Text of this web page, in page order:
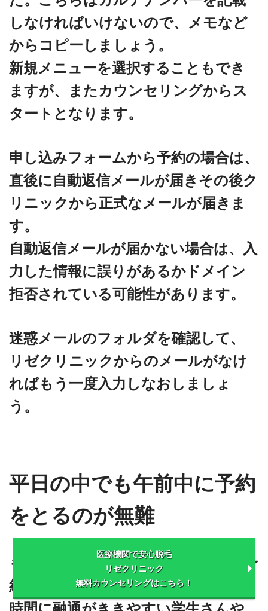
しなければいけないので、メモなど
からコピーしましょう。
新規メニューを選択することもでき
ますが、またカウンセリングからス
タートとなります。
申し込みフォームから予約の場合は、
直後に自動返信メールが届きその後ク
リニックから正式なメールが届きま
す。
自動返信メールが届かない場合は、入
力した情報に誤りがあるかドメイン
拒否されている可能性があります。
迷惑メールのフォルダを確認して、
リゼクリニックからのメールがなけ
ればもう一度入力しなおしましょ
う。
平日の中でも午前中に予約
をとるのが無難
もし可能であれば、平日の午前中に予
約をとれるといいでしょう。
医療機関で安心脱毛
リゼクリニック
無料カウンセリングはこちら！